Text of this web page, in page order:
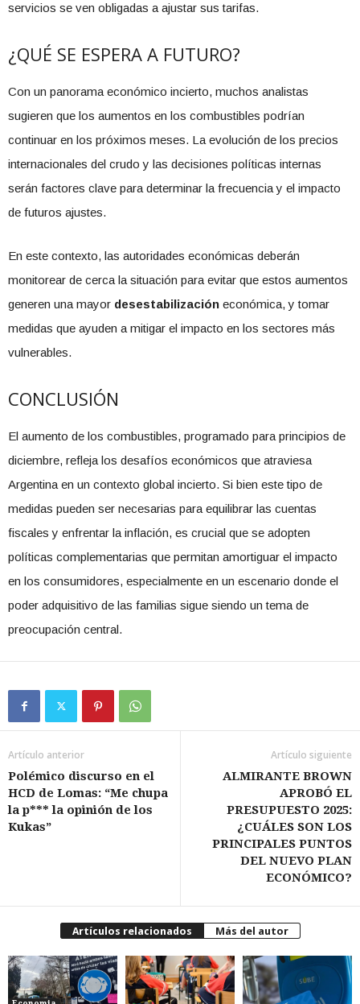
servicios se ven obligadas a ajustar sus tarifas.
¿QUÉ SE ESPERA A FUTURO?
Con un panorama económico incierto, muchos analistas
sugieren que los aumentos en los combustibles podrían
continuar en los próximos meses. La evolución de los precios
internacionales del crudo y las decisiones políticas internas
serán factores clave para determinar la frecuencia y el impacto
de futuros ajustes.
En este contexto, las autoridades económicas deberán
monitorear de cerca la situación para evitar que estos aumentos
generen una mayor desestabilización económica, y tomar
medidas que ayuden a mitigar el impacto en los sectores más
vulnerables.
CONCLUSIÓN
El aumento de los combustibles, programado para principios de
diciembre, refleja los desafíos económicos que atraviesa
Argentina en un contexto global incierto. Si bien este tipo de
medidas pueden ser necesarias para equilibrar las cuentas
fiscales y enfrentar la inflación, es crucial que se adopten
políticas complementarias que permitan amortiguar el impacto
en los consumidores, especialmente en un escenario donde el
poder adquisitivo de las familias sigue siendo un tema de
preocupación central.
Artículo anterior
Polémico discurso en el
HCD de Lomas: “Me chupa
la p*** la opinión de los
Kukas”
Artículo siguiente
ALMIRANTE BROWN
APROBÓ EL
PRESUPUESTO 2025:
¿CUÁLES SON LOS
PRINCIPALES PUNTOS
DEL NUEVO PLAN
ECONÓMICO?
Artículos relacionados Más del autor